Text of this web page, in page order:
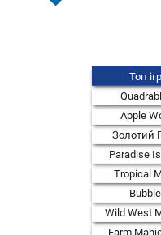
Топ
Apple
Золотий
Paradise
Tropical
Wild West
Farm